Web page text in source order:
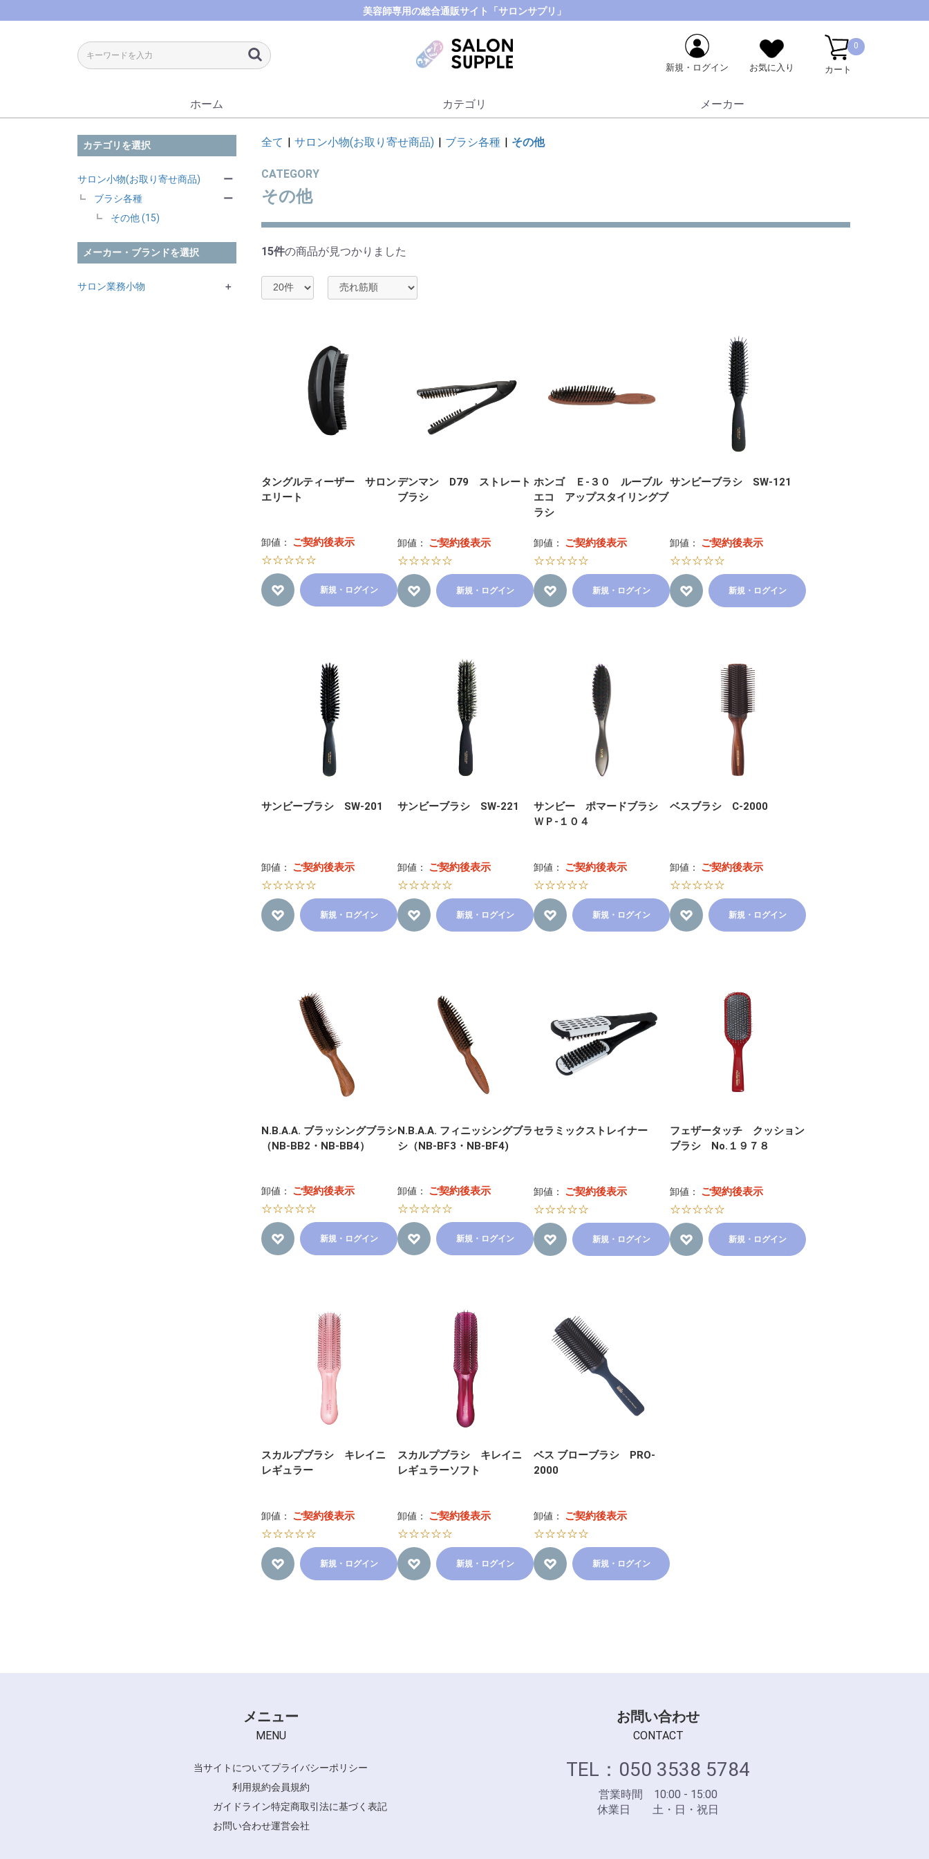
美容師専用の総合通販サイト「サロンサプリ」
新規・ログイン お気に入り
0
カート
ホーム カテゴリ メーカー
カテゴリを選択
サロン小物(お取り寄せ商品)
ブラシ各種
その他 (15)
ー
ー
メーカー・ブランドを選択
サロン業務小物
＋
全て サロン小物(お取り寄せ商品) ブラシ各種 その他
CATEGORY
その他
15件の商品が見つかりました
タングルティーザー サロン
エリート
卸値： ご契約後表示
☆☆☆☆☆
新規・ログイン
デンマン D79 ストレート
ブラシ
卸値： ご契約後表示
☆☆☆☆☆
新規・ログイン
ホンゴ Ｅ-３０ ルーブル
エコ アップスタイリングブ
ラシ
卸値： ご契約後表示
☆☆☆☆☆
新規・ログイン
サンビーブラシ SW-121
卸値： ご契約後表示
☆☆☆☆☆
新規・ログイン
サンビーブラシ SW-201
卸値： ご契約後表示
☆☆☆☆☆
新規・ログイン
サンビーブラシ SW-221
卸値： ご契約後表示
☆☆☆☆☆
新規・ログイン
サンビー ポマードブラシ
ＷＰ-１０４
卸値： ご契約後表示
☆☆☆☆☆
新規・ログイン
ベスブラシ C-2000
卸値： ご契約後表示
☆☆☆☆☆
新規・ログイン
N.B.A.A. ブラッシングブラシ
（NB-BB2・NB-BB4）
卸値： ご契約後表示
☆☆☆☆☆
新規・ログイン
N.B.A.A. フィニッシングブラ
シ（NB-BF3・NB-BF4)
卸値： ご契約後表示
☆☆☆☆☆
新規・ログイン
セラミックストレイナー
卸値： ご契約後表示
☆☆☆☆☆
新規・ログイン
フェザータッチ クッション
ブラシ No.１９７８
卸値： ご契約後表示
☆☆☆☆☆
新規・ログイン
スカルプブラシ キレイニ
レギュラー
卸値： ご契約後表示
☆☆☆☆☆
新規・ログイン
スカルプブラシ キレイニ
レギュラーソフト
卸値： ご契約後表示
☆☆☆☆☆
新規・ログイン
ベス ブローブラシ PRO-
2000
卸値： ご契約後表示
☆☆☆☆☆
新規・ログイン
メニュー
MENU
当サイトについてプライバシーポリシー
利用規約会員規約
ガイドライン特定商取引法に基づく表記
お問い合わせ運営会社
お問い合わせ
CONTACT
TEL：050 3538 5784
営業時間 10:00 - 15:00
休業日 土・日・祝日